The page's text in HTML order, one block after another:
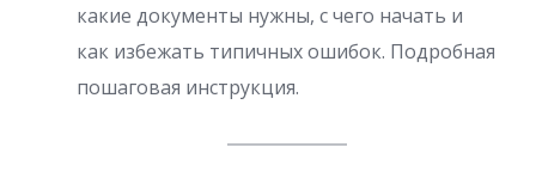
какие документы нужны, с чего начать и
как избежать типичных ошибок. Подробная
пошаговая инструкция.